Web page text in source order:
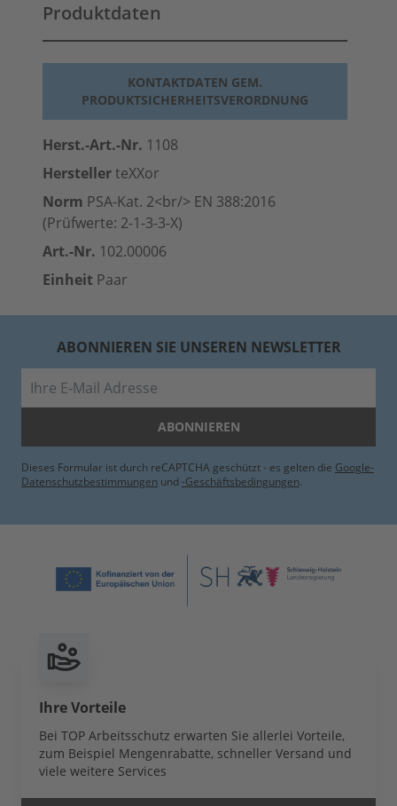
Produktdaten
KONTAKTDATEN GEM.
PRODUKTSICHERHEITSVERORDNUNG
Herst.-Art.-Nr. 1108
HerstellerteXXor
Norm PSA-Kat. 2<br/> EN 388:2016
(Prüfwerte: 2-1-3-3-X)
Art.-Nr. 102.00006
Einheit Paar
ABONNIEREN SIE UNSEREN NEWSLETTER
ABONNIEREN
Dieses Formular ist durch reCAPTCHA geschützt - es gelten die Google-
Datenschutzbestimmungen und -Geschäftsbedingungen.
Ihre Vorteile
Bei TOP Arbeitsschutz erwarten Sie allerlei Vorteile,
zum Beispiel Mengenrabatte, schneller Versand und
viele weitere Services